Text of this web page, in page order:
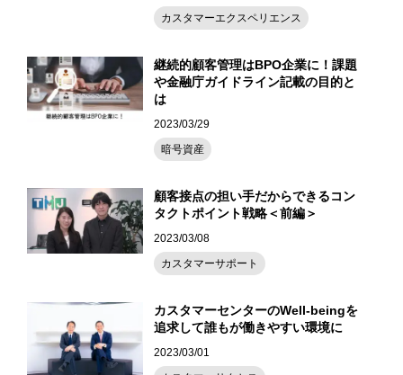
カスタマーエクスペリエンス
継続的顧客管理はBPO企業に！課題
や金融庁ガイドライン記載の目的と
は
2023/03/29
暗号資産
顧客接点の担い手だからできるコン
タクトポイント戦略＜前編＞
2023/03/08
カスタマーサポート
カスタマーセンターのWell-beingを
追求して誰もが働きやすい環境に
2023/03/01